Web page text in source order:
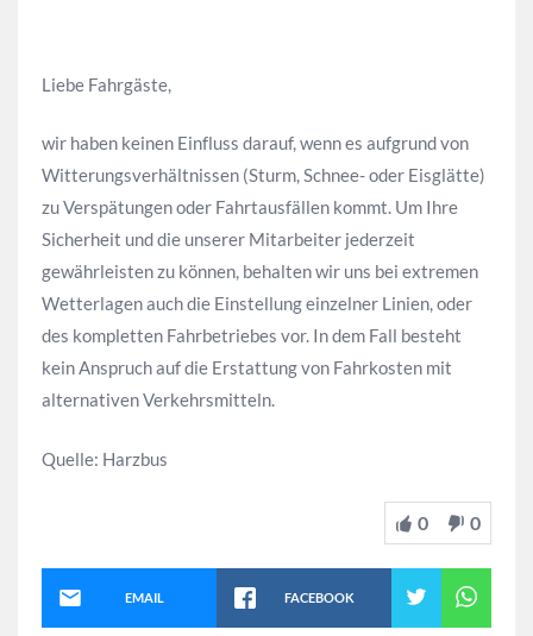
Liebe Fahrgäste,
wir haben keinen Einfluss darauf, wenn es aufgrund von
Witterungsverhältnissen (Sturm, Schnee- oder Eisglätte)
zu Verspätungen oder Fahrtausfällen kommt. Um Ihre
Sicherheit und die unserer Mitarbeiter jederzeit
gewährleisten zu können, behalten wir uns bei extremen
Wetterlagen auch die Einstellung einzelner Linien, oder
des kompletten Fahrbetriebes vor. In dem Fall besteht
kein Anspruch auf die Erstattung von Fahrkosten mit
alternativen Verkehrsmitteln.
Quelle: Harzbus
0 0
EMAIL FACEBOOK